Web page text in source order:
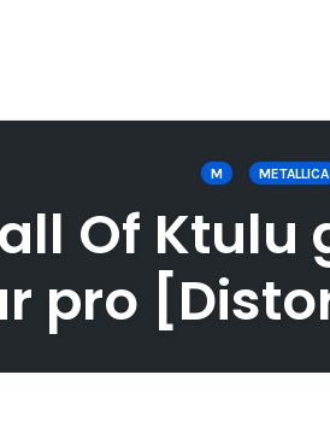
M METALLICA
Of
pro